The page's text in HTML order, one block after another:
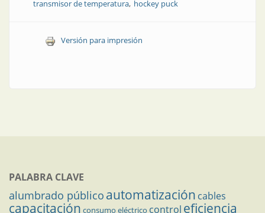
transmisor de temperatura hockey puck
Versión para impresión
PALABRA CLAVE
alumbrado público automatización cables
capacitación consumo eléctrico control eficiencia